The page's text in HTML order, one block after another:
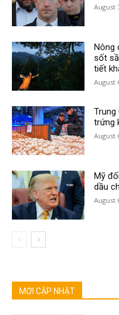
August
Nông
sốt
tiết
August
trứng
August
Mỹ
dầu
August
MỚI CẬP NHẬT